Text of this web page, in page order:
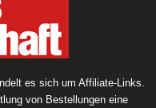
es sich um Affiliate-Links.
von Bestellungen eine